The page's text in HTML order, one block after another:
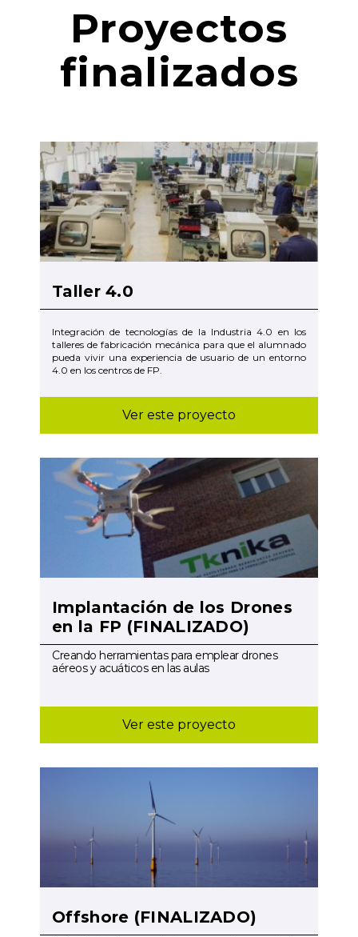
Proyectos
finalizados
Taller 4.0
Integración de tecnologías de la Industria 4.0 en los
talleres de fabricación mecánica para que el alumnado
pueda vivir una experiencia de usuario de un entorno
4.0 en los centros de FP.
Ver este proyecto
Implantación de los Drones
en la FP (FINALIZADO)
Creando herramientas para emplear drones
aéreos y acuáticos en las aulas
Ver este proyecto
Offshore (FINALIZADO)